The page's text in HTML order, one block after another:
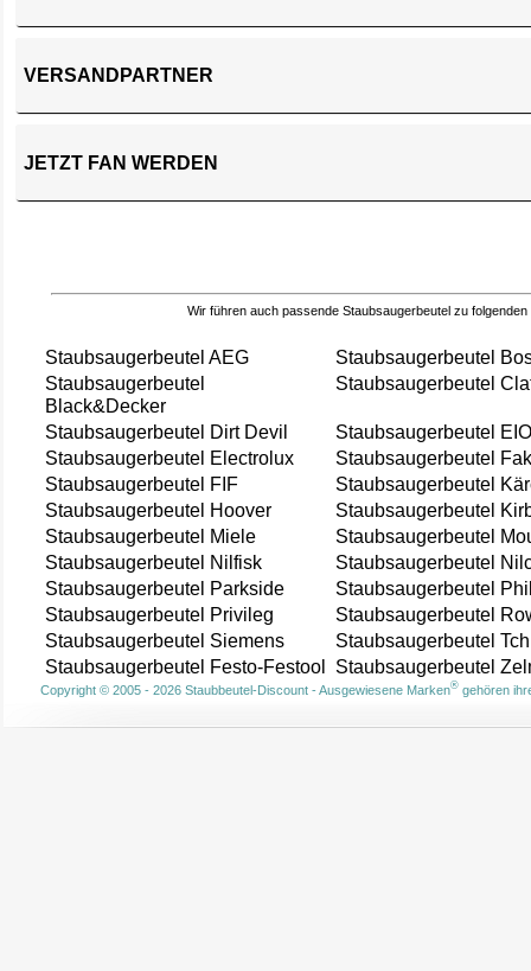
VERSANDPARTNER
JETZT FAN WERDEN
Wir führen auch passende Staubsaugerbeutel zu folgenden
Staubsaugerbeutel AEG
Staubsaugerbeutel
Staubsaugerbeutel
Black&Decker
Staubsaugerbeutel
Staubsaugerbeutel Dirt Devil
Staubsaugerbeutel
Staubsaugerbeutel Electrolux
Staubsaugerbeutel
Staubsaugerbeutel FIF
Staubsaugerbeutel
Staubsaugerbeutel Hoover
Staubsaugerbeutel
Staubsaugerbeutel Miele
Staubsaugerbeutel
Staubsaugerbeutel Nilfisk
Staubsaugerbeutel
Staubsaugerbeutel Parkside
Staubsaugerbeutel
Staubsaugerbeutel Privileg
Staubsaugerbeutel
Staubsaugerbeutel Siemens
Staubsaugerbeutel
Staubsaugerbeutel Festo-Festool
Staubsaugerbeutel
Copyright © 2005 - 2026 Staubbeutel-Discount - Ausgewiesene Marken®gehören